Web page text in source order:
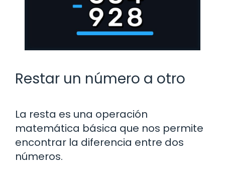
Restar un número a otro
La resta es una operación
matemática básica que nos permite
encontrar la diferencia entre dos
números.